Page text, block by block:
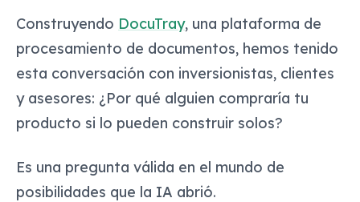
Construyendo DocuTray, una plataforma de
procesamiento de documentos, hemos tenido
esta conversación con inversionistas, clientes
y asesores: ¿Por qué alguien compraría tu
producto si lo pueden construir solos?
Es una pregunta válida en el mundo de
posibilidades que la IA abrió.